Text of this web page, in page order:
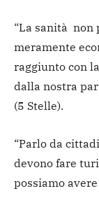
“La sanità non
meramente
raggiunto con
dalla nostra
(5 Stelle).
“Parlo da
devono fare
possiamo